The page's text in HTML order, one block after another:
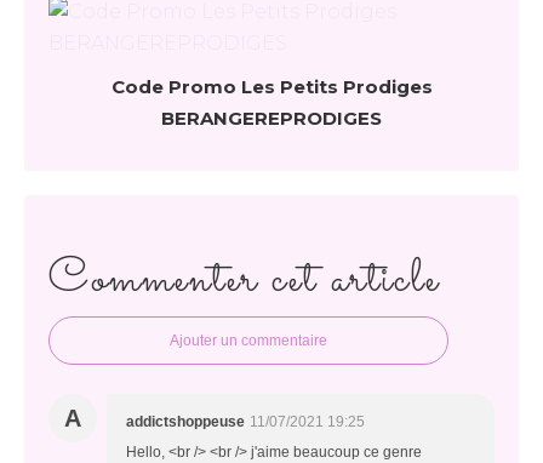
Code Promo Les Petits Prodiges
BERANGEREPRODIGES
Commenter cet article
Ajouter un commentaire
A addictshoppeuse 11/07/2021 19:25
Hello, <br /> <br /> j'aime beaucoup ce genre